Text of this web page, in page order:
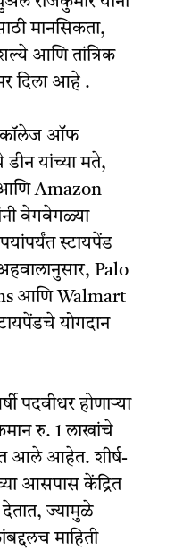
मानसिकता,
आणि तांत्रिक
दिला आहे .
कॉलेज ऑफ
यांच्या मते,
आणि Amazon
वेगवेगळ्या
स्टायपेंड
Palo
आणि Walmart
योगदान
पदवीधर होणाऱ्या
रु. 1 लाखांचे
आले आहेत. शीर्ष-
आसपास केंद्रित
ज्यामुळे
माहिती